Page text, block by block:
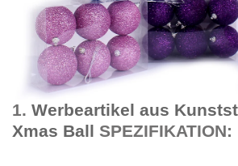
1. Werbeartikel aus
Xmas Ball SPEZIFIKATION: